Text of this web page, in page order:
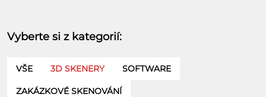
Vyberte si z kategorií:
VŠE 3D SKENERY SOFTWARE
ZAKÁZKOVÉ SKENOVÁNÍ